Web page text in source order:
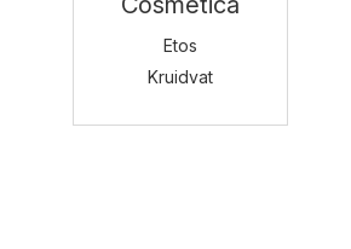
Etos
Kruidvat